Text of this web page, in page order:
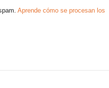
Aprende cómo se procesan los